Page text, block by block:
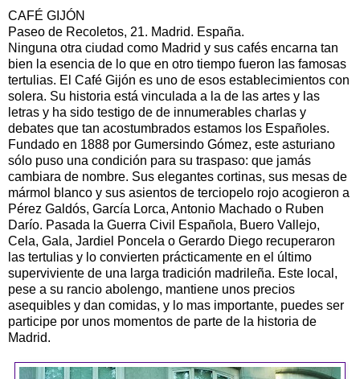
CAFÉ GIJÓN
Paseo de Recoletos, 21. Madrid. España.
Ninguna otra ciudad como Madrid y sus cafés encarna tan
bien la esencia de lo que en otro tiempo fueron las famosas
tertulias. El Café Gijón es uno de esos establecimientos con
solera. Su historia está vinculada a la de las artes y las
letras y ha sido testigo de de innumerables charlas y
debates que tan acostumbrados estamos los Españoles.
Fundado en 1888 por Gumersindo Gómez, este asturiano
sólo puso una condición para su traspaso: que jamás
cambiara de nombre. Sus elegantes cortinas, sus mesas de
mármol blanco y sus asientos de terciopelo rojo acogieron a
Pérez Galdós, García Lorca, Antonio Machado o Ruben
Darío. Pasada la Guerra Civil Española, Buero Vallejo,
Cela, Gala, Jardiel Poncela o Gerardo Diego recuperaron
las tertulias y lo convierten prácticamente en el último
superviviente de una larga tradición madrileña. Este local,
pese a su rancio abolengo, mantiene unos precios
asequibles y dan comidas, y lo mas importante, puedes ser
participe por unos momentos de parte de la historia de
Madrid.